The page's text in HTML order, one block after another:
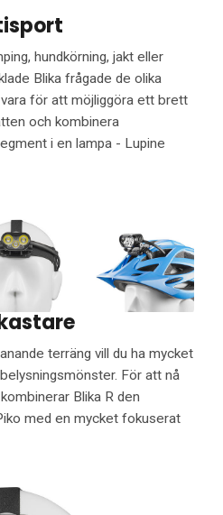
hundkörning, jakt eller
Blika frågade de olika
för att möjliggöra ett brett
och kombinera
i en lampa - Lupine
terräng vill du ha mycket
För att nå
Blika R den
med en mycket fokuserat